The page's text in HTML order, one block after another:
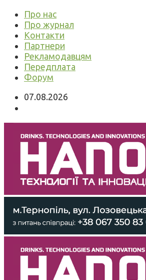
Про нас
Про журнал
Контакти
Партнери
Рекламодавцям
Передплата
Форум
07.08.2026